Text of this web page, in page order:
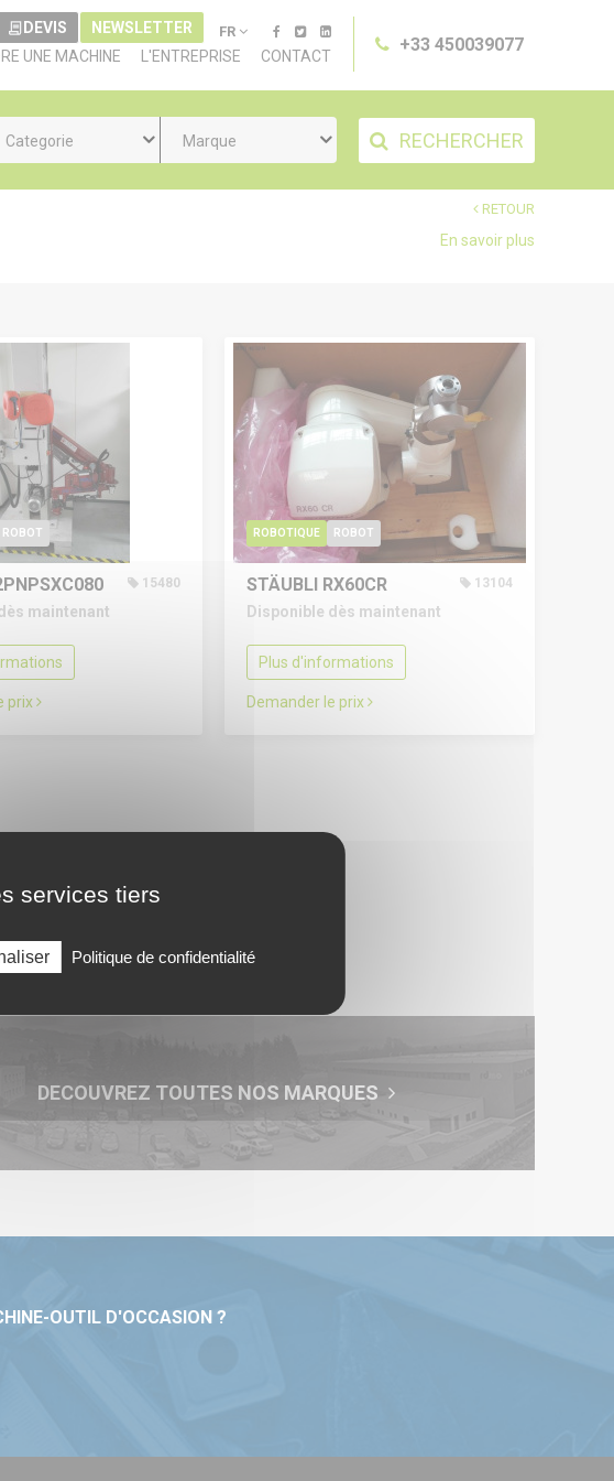
services tiers
Politique de confidentialité
+33 450039077
DEVIS NEWSLETTER FR
UNE MACHINE L'ENTREPRISE CONTACT
Categorie Marque RECHERCHER
RETOUR
En savoir plus
ROBOT
15480
maintenant
prix
ROBOTIQUE ROBOT
STÄUBLI RX60CR 13104
Disponible dès maintenant
Plus d'informations
Demander le prix
DECOUVREZ TOUTES NOS MARQUES
OUTIL D'OCCASION ?